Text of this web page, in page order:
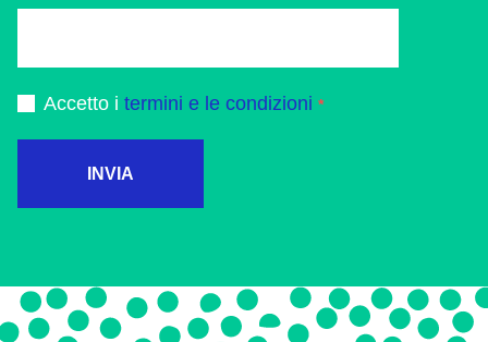
Accetto i termini e le condizioni
INVIA